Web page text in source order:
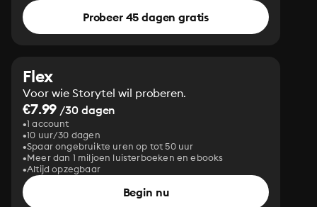
Probeer 45 dagen gratis
Flex
Voor wie Storytel wil proberen.
€7.99 /30 dagen
1 account
10 uur/30 dagen
Spaar ongebruikte uren op tot 50 uur
Meer dan 1 miljoen luisterboeken en ebooks
Altijd opzegbaar
Begin nu